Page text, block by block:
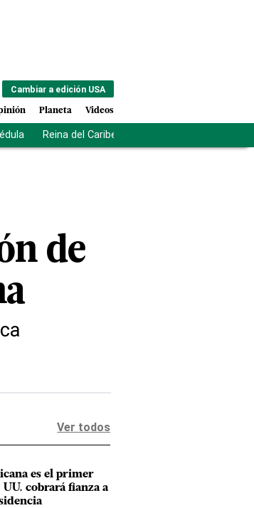
Cambiar a edición USA
Planeta Videos
Reina del Caribe
de
Ver todos
es el primer
UU. cobrará fianza a